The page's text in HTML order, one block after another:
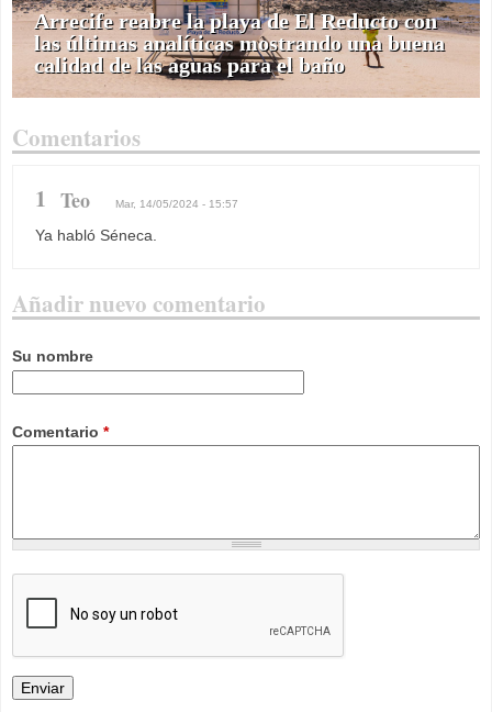
Arrecife reabre la playa de El Reducto con
las últimas analíticas mostrando una buena
calidad de las aguas para el baño
Comentarios
1 Teo Mar, 14/05/2024 - 15:57
Ya habló Séneca.
Añadir nuevo comentario
Su nombre
Comentario *